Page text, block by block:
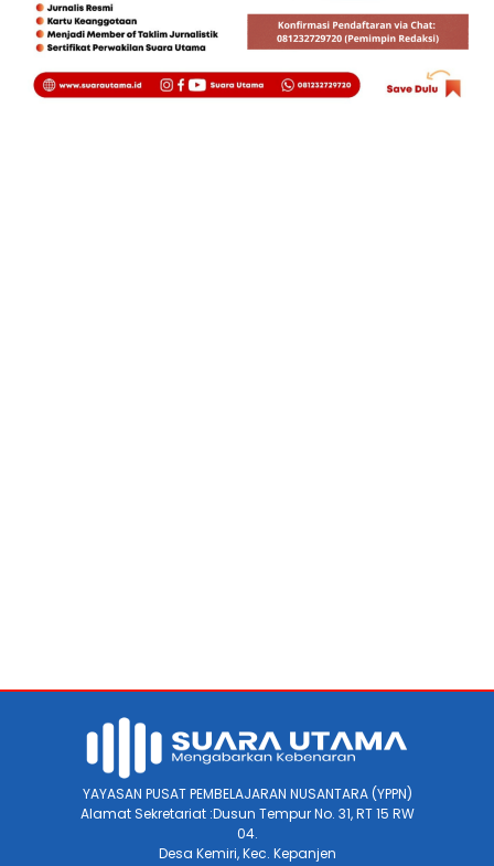
YAYASAN PUSAT PEMBELAJARAN NUSANTARA (YPPN)
Alamat Sekretariat :Dusun Tempur No. 31, RT 15 RW
04.
Desa Kemiri, Kec. Kepanjen